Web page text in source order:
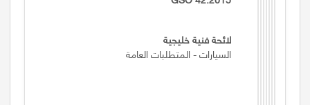
لائحة فنية خليجية
السيارات - المتطلبات العامة